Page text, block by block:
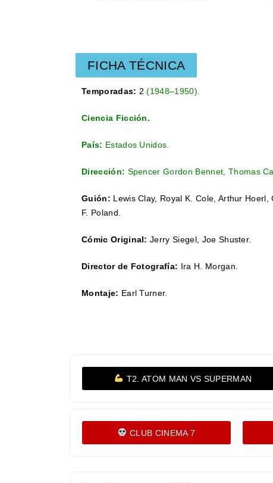
FICHA TÉCNICA
Temporadas: 2(1948–1950).
Ciencia Ficción.
País: Estados Unidos.
Dirección: Spencer Gordon Bennet Thomas
Guión: Lewis Clay, Royal K. Cole, Arthur
F. Poland.
Cómic Original: Jerry Siegel, Joe Shuster.
Director de Fotografía: Ira H. Morgan.
Montaje: Earl Turner.
T2. ATOM MAN VS SUPERMAN
CLUB CINEMA 7